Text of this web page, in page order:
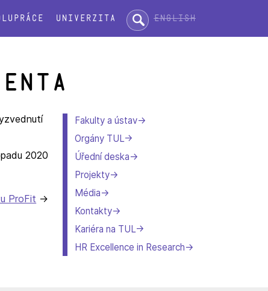
Univerzita Hledat:English
Fakulty a ústav
Orgány TUL
Úřední deska
Projekty
Média
Kontakty
Kariéra na TUL
HR Excellence in Research
2020
ProFit